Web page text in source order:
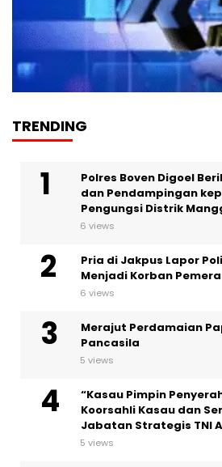
TRENDING
Polres Boven Digoel
dan Pendampingan
Pengungsi Distrik
6 views
Pria di Jakpus Lapor
Menjadi Korban
6 views
Merajut Perdamaian
Pancasila
5 views
“Kasau Pimpin
Koorsahli Kasau dan
Jabatan Strategis TNI
5 views